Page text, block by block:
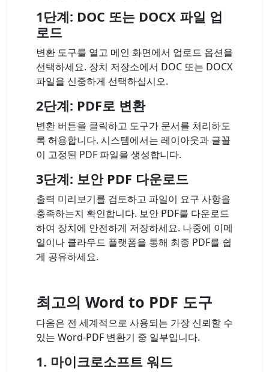
1단계: DOC 또는 DOCX 파일 업
로드
변환 도구를 열고 메인 화면에서 업로드 옵션을
선택하세요. 장치 저장소에서 DOC 또는 DOCX
파일을 신중하게 선택하십시오.
2단계: PDF로 변환
변환 버튼을 클릭하고 도구가 문서를 처리하도
록 허용합니다. 시스템에서는 레이아웃과 글꼴
이 고정된 PDF 파일을 생성합니다.
3단계: 보안 PDF 다운로드
출력 미리보기를 검토하고 파일이 요구 사항을
충족하는지 확인합니다. 보안 PDF를 다운로드
하여 장치에 안전하게 저장하세요. 나중에 이메
일이나 클라우드 플랫폼을 통해 최종 PDF를 쉽
게 공유하세요.
최고의 Word to PDF 도구
다음은 전 세계적으로 사용되는 가장 신뢰할 수
있는 Word-PDF 변환기 중 일부입니다.
1. 마이크로소프트 워드